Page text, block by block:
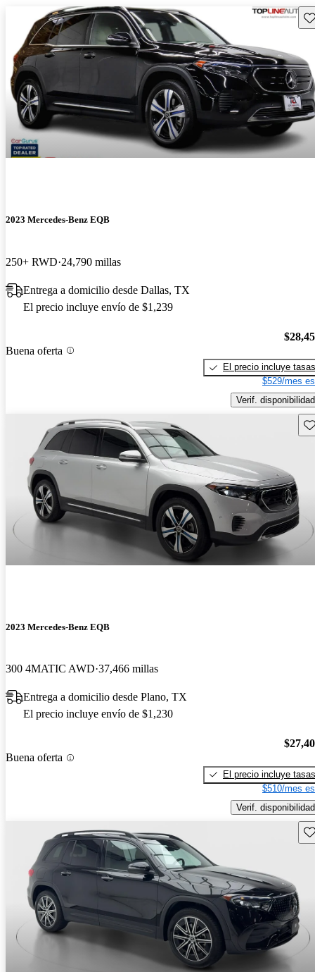
2023 Mercedes-Benz EQB
250+ RWD 24,790 millas
Entrega a domicilio desde Dallas, TX
El precio incluye envío de $1,239
Buena oferta
El precio incluye tasas
$529/mes
Verif. disponibilidad
2023 Mercedes-Benz EQB
300 4MATIC AWD 37,466 millas
Entrega a domicilio desde Plano, TX
El precio incluye envío de $1,230
Buena oferta
El precio incluye tasas
$510/mes
Verif. disponibilidad